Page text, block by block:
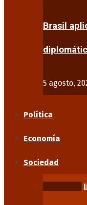
Brasil
5 agosto,
Política
Economía
Sociedad